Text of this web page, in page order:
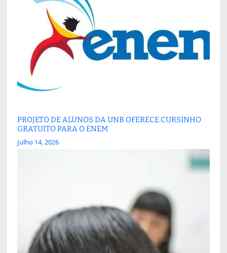
PROJETO DE ALUNOS DA UNB OFERECE CURSINHO
GRATUITO PARA O ENEM
Julho 14, 2026